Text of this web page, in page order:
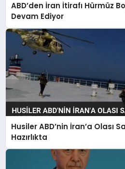
ABD’den İran İtirafı Hürmüz
Devam Ediyor
Husiler ABD’nin İran’a Olası
Hazırlıkta